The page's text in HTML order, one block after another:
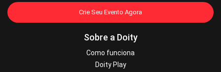
Crie Seu Evento Agora
Sobre a Doity
Como funciona
Doity Play